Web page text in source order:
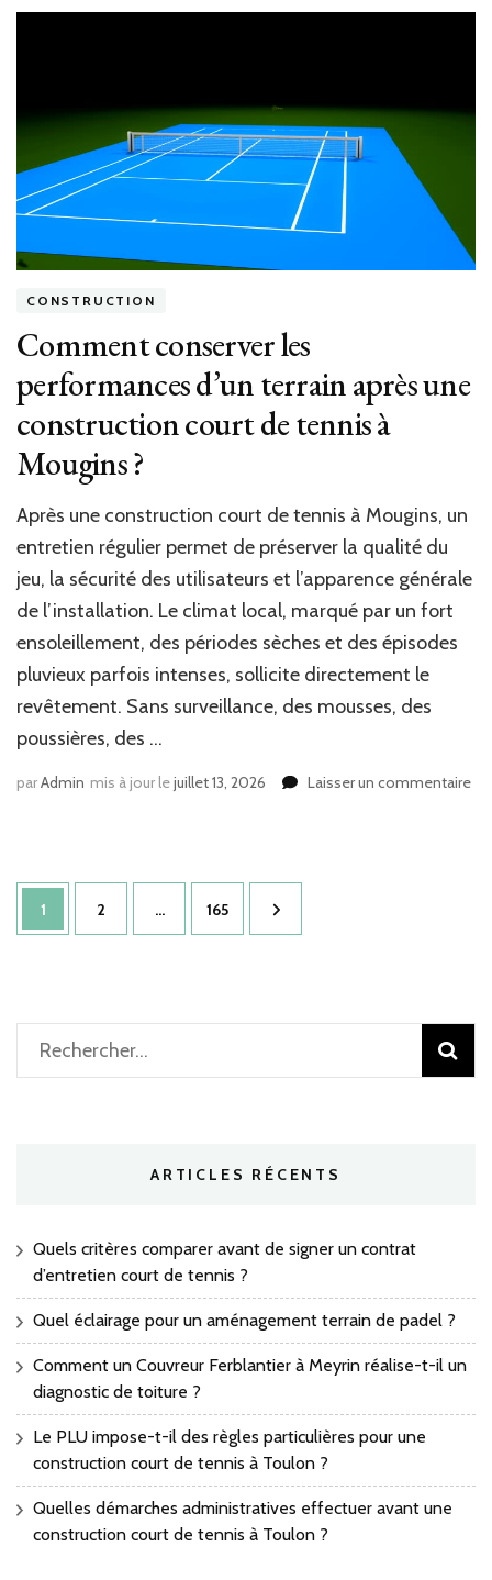
?
CONSTRUCTION
Comment conserver les
performances d’un terrain après une
construction court de tennis à
Mougins ?
Après une construction court de tennis à Mougins, un
entretien régulier permet de préserver la qualité du
jeu, la sécurité des utilisateurs et l’apparence générale
de l’installation. Le climat local, marqué par un fort
ensoleillement, des périodes sèches et des épisodes
pluvieux parfois intenses, sollicite directement le
revêtement. Sans surveillance, des mousses, des
poussières, des …
parAdmin mis à jour lejuillet 13, 2026 Laisser un commentairesur
à
Pagination
des
Page
1 Page
2 … Page
165
Rechercher :
ARTICLES RÉCENTS
Quels critères comparer avant de signer un contrat
d’entretien court de tennis ?
Quel éclairage pour un aménagement terrain de padel ?
Comment un Couvreur Ferblantier à Meyrin réalise-t-il un
diagnostic de toiture ?
Le PLU impose-t-il des règles particulières pour une
construction court de tennis à Toulon ?
Quelles démarches administratives effectuer avant une
construction court de tennis à Toulon ?